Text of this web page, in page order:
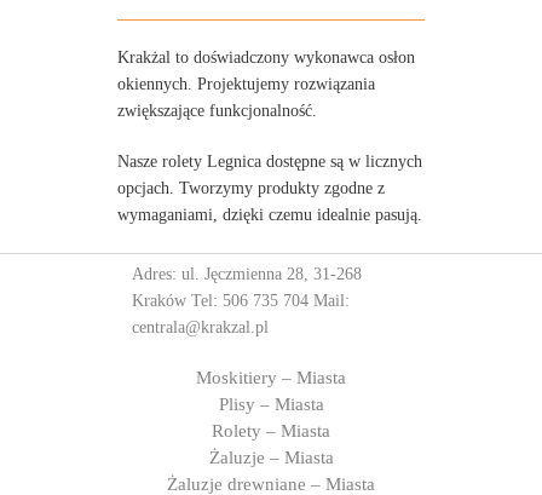
Krakżal to doświadczony wykonawca osłon
okiennych. Projektujemy rozwiązania
zwiększające funkcjonalność.
Nasze rolety Legnica dostępne są w licznych
opcjach. Tworzymy produkty zgodne z
wymaganiami, dzięki czemu idealnie pasują.
Adres: ul. Jęczmienna 28, 31-268
Kraków Tel: 506 735 704 Mail:
centrala@krakzal.pl
Moskitiery – Miasta
Plisy – Miasta
Rolety – Miasta
Żaluzje – Miasta
Żaluzje drewniane – Miasta